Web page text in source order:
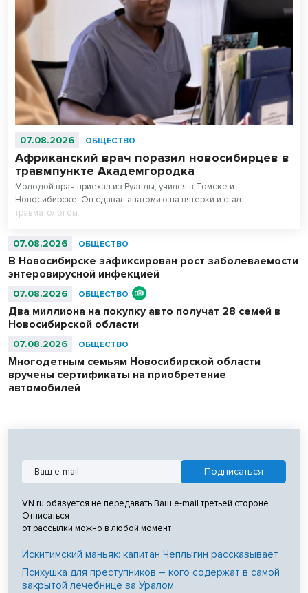
07.08.2026 ОБЩЕСТВО
Африканский врач поразил новосибирцев в
травмпункте Академгородка
Молодой врач приехал из Руанды, учился в Томске и
Новосибирске. Он сдавал анатомию на пятерки и стал
травматологом.
07.08.2026 ОБЩЕСТВО
В Новосибирске зафиксирован рост заболеваемости
энтеровирусной инфекцией
07.08.2026 ОБЩЕСТВО
Два миллиона на покупку авто получат 28 семей в
Новосибирской области
07.08.2026 ОБЩЕСТВО
Многодетным семьям Новосибирской области
вручены сертификаты на приобретение
автомобилей
VN.ru обязуется не передавать Ваш e-mail третьей стороне.
Отписаться
от рассылки можно в любой момент
Искитимский маньяк: капитан Чеплыгин рассказывает
Психушка для преступников – кого содержат в самой
закрытой лечебнице за Уралом